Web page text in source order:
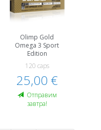
Olimp Gold
Omega 3 Sport
Edition
120 caps
25,00 €
Oтправим
завтра!